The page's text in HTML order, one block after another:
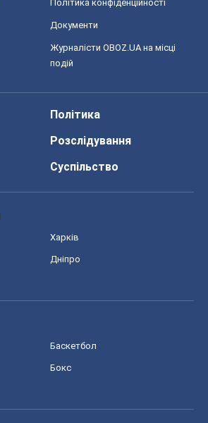
Політика конфіденційності
Документи
Журналісти OBOZ.UA на місці
подій
Політика
Розслідування
Суспільство
Харків
Дніпро
Баскетбол
Бокс